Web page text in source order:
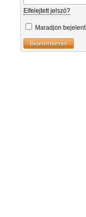
Elfelejtett jelszó?
Maradjon